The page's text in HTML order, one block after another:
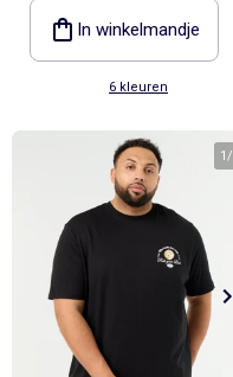
In winkelmandje
6 kleuren
1/